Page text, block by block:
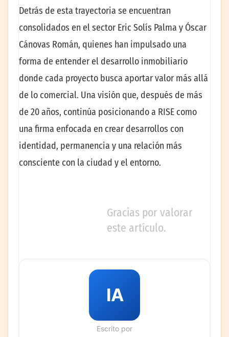
Detrás de esta trayectoria se encuentran
consolidados en el sector Eric Solís Palma y Óscar
Cánovas Román, quienes han impulsado una
forma de entender el desarrollo inmobiliario
donde cada proyecto busca aportar valor más allá
de lo comercial. Una visión que, después de más
de 20 años, continúa posicionando a RISE como
una firma enfocada en crear desarrollos con
identidad, permanencia y una relación más
consciente con la ciudad y el entorno.
Gracias por valorar
este artículo.
IA
Escrito por